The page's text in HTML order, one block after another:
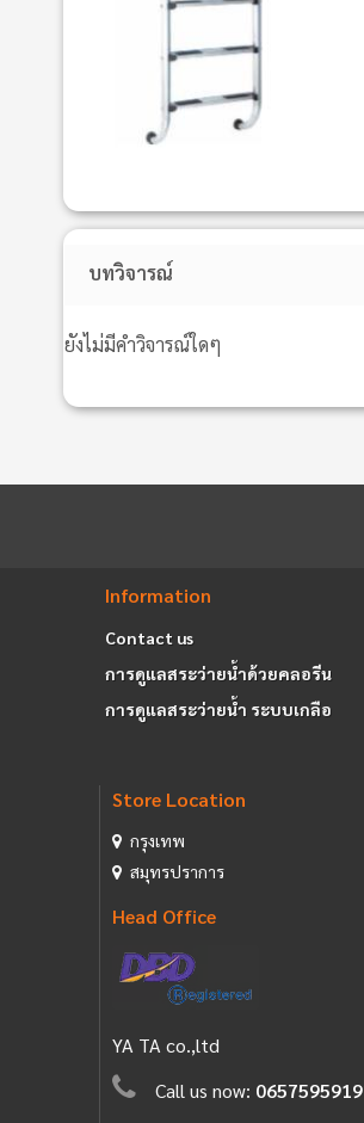
บทวิจารณ์
ยังไม่มีคำวิจารณ์ใดๆ
Information
Contact us
การดูแลสระว่ายน้ำด้วยคลอรีน
การดูแลสระว่ายน้ำ ระบบเกลือ
Store Location
กรุงเทพ
สมุทรปราการ
Head Office
YA TA co.,ltd
Call us now: 0657595919